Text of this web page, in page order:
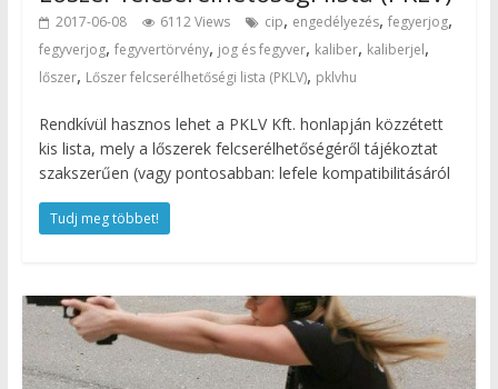
2017-06-08 6112 Views cip, engedélyezés, fegyerjog,
fegyverjog, fegyvertörvény, jog és fegyver, kaliber, kaliberjel,
lőszer, Lőszer felcserélhetőségi lista (PKLV), pklvhu
Rendkívül hasznos lehet a PKLV Kft. honlapján közzétett
kis lista, mely a lőszerek felcserélhetőségéről tájékoztat
szakszerűen (vagy pontosabban: lefele kompatibilitásáról
Tudj meg többet!